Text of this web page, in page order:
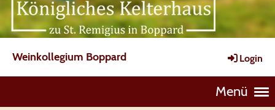
Weinkollegium Boppard Login
Menü